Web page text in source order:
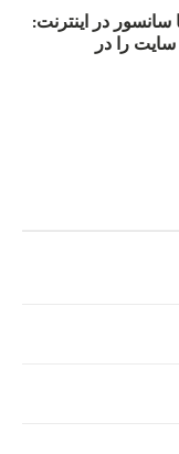
با سانسور در اینترنت:
#آزادی هم‌آیند گزارشگران‌ بدون مرز، ۲۲ سایت را در